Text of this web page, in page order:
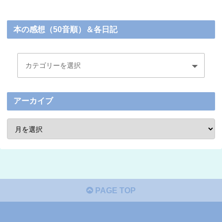
本の感想（50音順）＆各日記
アーカイブ
PAGE TOP